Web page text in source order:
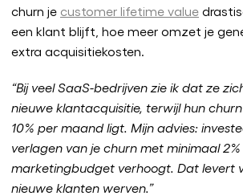
churn je customer lifetime value
een klant blijft, hoe meer omzet je
extra acquisitiekosten.
“Bij veel SaaS-bedrijven zie ik dat ze
nieuwe klantacquisitie, terwijl hun
10% per maand ligt. Mijn advies:
verlagen van je churn met minimaal
marketingbudget verhoogt. Dat levert
nieuwe klanten werven.”